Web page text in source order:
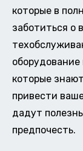
которые в
заботиться о
которые
привести
дадут
предпочесть.